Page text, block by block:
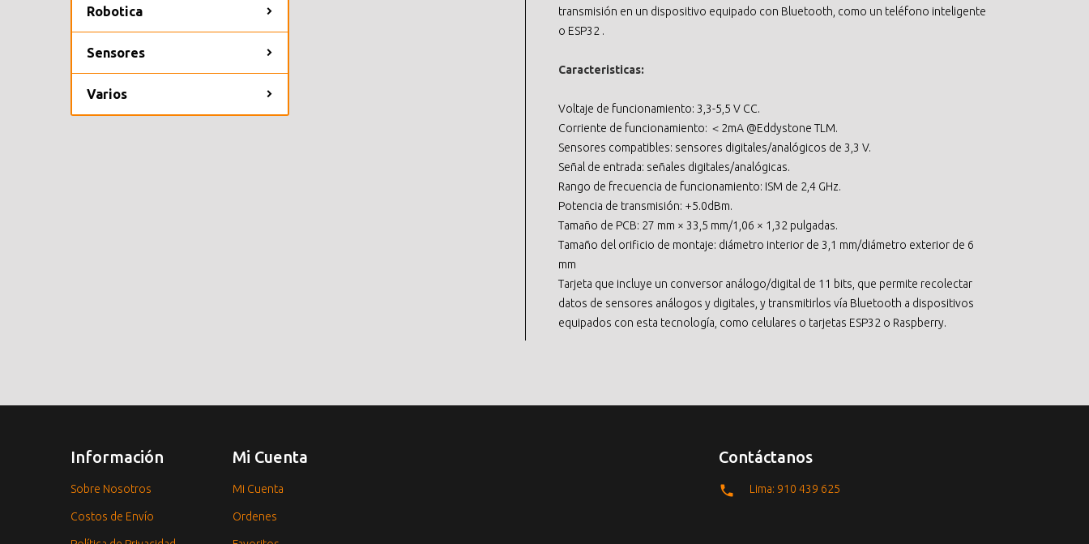
Robotica
Sensores
Varios
transmisión en un dispositivo equipado con Bluetooth, como un teléfono inteligente
o ESP32 .
Caracteristicas:
Voltaje de funcionamiento: 3,3-5,5 V CC.
Corriente de funcionamiento: ＜2mA @Eddystone TLM.
Sensores compatibles: sensores digitales/analógicos de 3,3 V.
Señal de entrada: señales digitales/analógicas.
Rango de frecuencia de funcionamiento: ISM de 2,4 GHz.
Potencia de transmisión: +5.0dBm.
Tamaño de PCB: 27 mm × 33,5 mm/1,06 × 1,32 pulgadas.
Tamaño del orificio de montaje: diámetro interior de 3,1 mm/diámetro exterior de 6
mm
Tarjeta que incluye un conversor análogo/digital de 11 bits, que permite recolectar
datos de sensores análogos y digitales, y transmitirlos vía Bluetooth a dispositivos
equipados con esta tecnología, como celulares o tarjetas ESP32 o Raspberry.
Información
Sobre Nosotros
Costos de Envío
Mi Cuenta
Mi Cuenta
Ordenes
Contáctanos
Lima: 910 439 625